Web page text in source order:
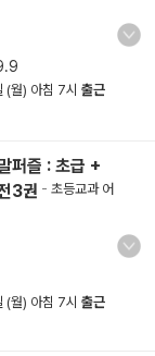
(월) 아침 7시 출근
퍼즐 : 초급 +
3권 - 초등교과 어
(월) 아침 7시 출근